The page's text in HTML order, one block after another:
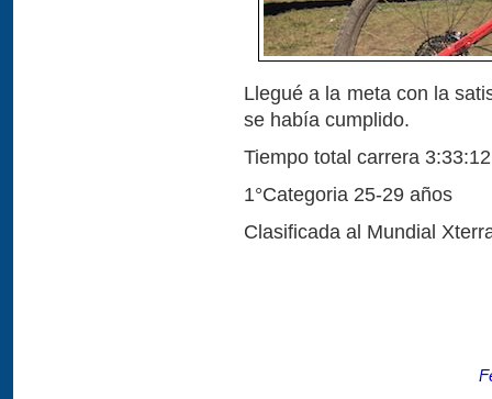
Llegué a la meta con la
se había cumplido.
Tiempo total carrera 3:33:12
1°Categoria 25-29 años
Clasificada al Mundial